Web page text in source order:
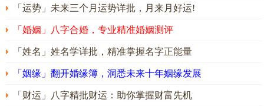
「运势」未来三个月运势详批，月来月好运!
「婚姻」八字合婚，专业精准婚姻测评
「姓名」姓名学详批，精准掌握名字正能量
「姻缘」翻开婚缘簿，洞悉未来十年姻缘发展
「财运」八字精批财运：助你掌握财富先机